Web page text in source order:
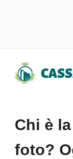
Chi è
foto?